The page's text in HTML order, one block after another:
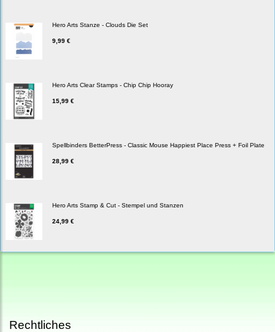
Hero Arts Stanze - Clouds Die Set
9,99 €
Hero Arts Clear Stamps - Chip Chip Hooray
15,99 €
Spellbinders BetterPress - Classic Mouse Happiest Place Press + Foil Plate
28,99 €
Hero Arts Stamp & Cut - Stempel und Stanzen
24,99 €
Rechtliches